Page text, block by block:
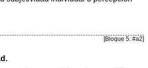
[Bloque 5: #a2]